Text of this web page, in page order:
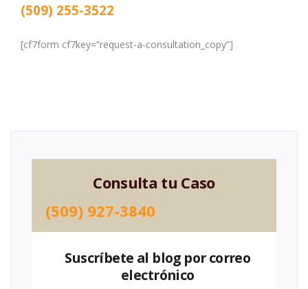
(509) 255-3522
[cf7form cf7key=”request-a-consultation_copy”]
Consulta tu Caso
(509) 927-3840
Suscríbete al blog por correo
electrónico